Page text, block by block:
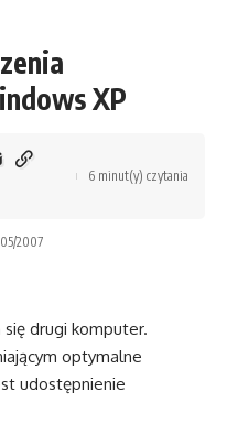
XP
2007
6 minut(y) czytania
się drugi komputer.
optymalne
udostępnienie